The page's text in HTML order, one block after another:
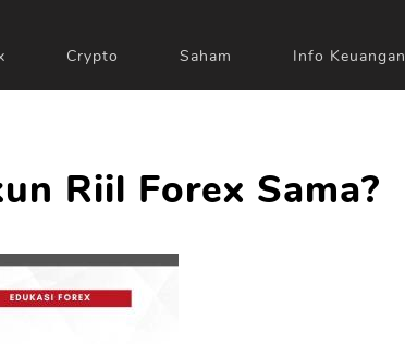
Crypto Saham Info Keuangan
Riil Forex Sama?